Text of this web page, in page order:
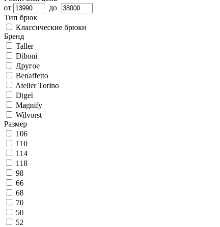
от
до
Тип брюк
Классические брюки
Бренд
Taller
Diboni
Другое
Benaffetto
Atelier Torino
Digel
Magnify
Wilvorst
Размер
106
110
114
118
98
66
68
70
50
52